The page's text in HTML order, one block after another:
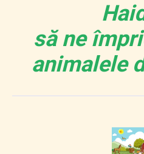
să ne
animalele